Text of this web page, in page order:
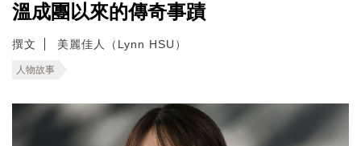
溫成團以來的傳奇事蹟
撰文 美麗佳人（Lynn HSU）
人物故事